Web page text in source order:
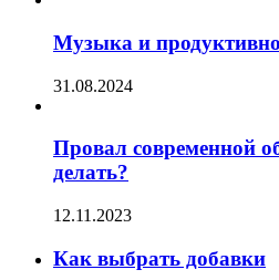
Музыка и
31.08.2024
Провал современной
делать?
12.11.2023
Как выбрать добавки